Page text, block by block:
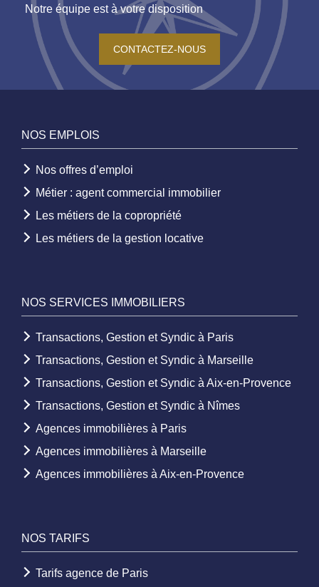
Notre équipe est à votre disposition
CONTACTEZ-NOUS
NOS EMPLOIS
Nos offres d’emploi
Métier : agent commercial immobilier
Les métiers de la copropriété
Les métiers de la gestion locative
NOS SERVICES IMMOBILIERS
Transactions, Gestion et Syndic à Paris
Transactions, Gestion et Syndic à Marseille
Transactions, Gestion et Syndic à Aix-en-Provence
Transactions, Gestion et Syndic à Nîmes
Agences immobilières à Paris
Agences immobilières à Marseille
Agences immobilières à Aix-en-Provence
NOS TARIFS
Tarifs agence de Paris